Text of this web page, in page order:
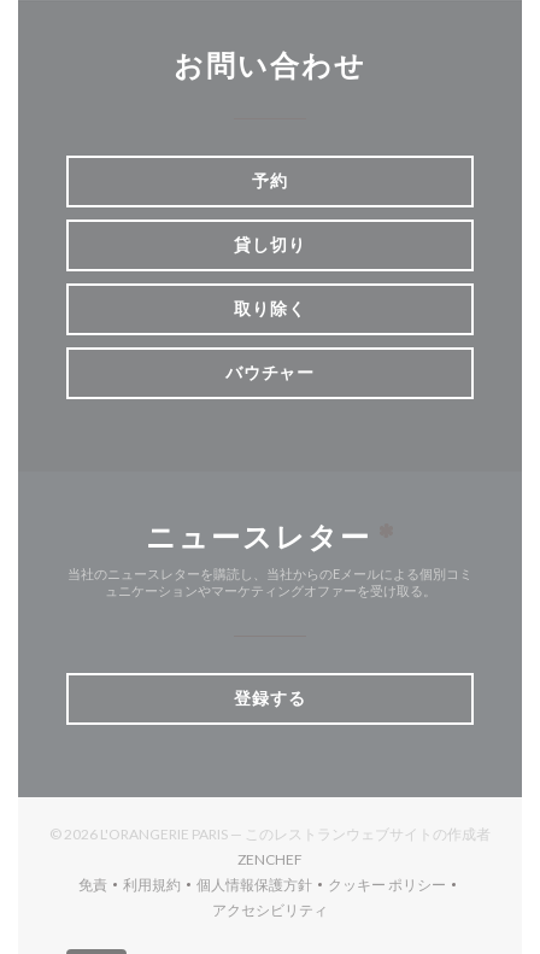
お問い合わせ
予約
貸し切り
取り除く
バウチャー
ニュースレター
当社のニュースレターを購読し、当社からのEメールによる個別コミ
ュニケーションやマーケティングオファーを受け取る。
登録する
© 2026 L'ORANGERIE PARIS — このレストランウェブサイトの作成者
ZENCHEF
免責
((新しいウィンドウで開きます))
利用規約
((新しいウィンドウで開きます))
個人情報保護方針
((新しいウィンドウで開きます))
クッキー ポリシー
((新しいウィンドウで
アクセシビリティ
((新しいウィンドウで開きます))